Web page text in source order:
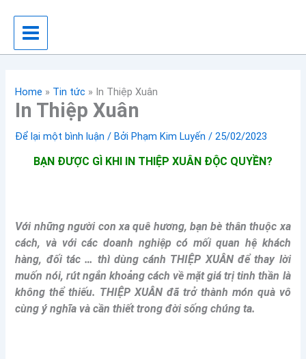
dung
Home » Tin tức » In Thiệp Xuân
In Thiệp Xuân
Để lại một bình luận / BởiPhạm Kim Luyến/25/02/2023
BẠN ĐƯỢC GÌ KHI IN THIỆP XUÂN ĐỘC QUYỀN?
Với những người con xa quê hương, bạn bè thân thuộc xa
cách, và với các doanh nghiệp có mối quan hệ khách
hàng, đối tác … thì dùng cánh THIỆP XUÂN để thay lời
muốn nói, rút ngắn khoảng cách về mặt giá trị tinh thần là
không thể thiếu. THIỆP XUÂN đã trở thành món quà vô
cùng ý nghĩa và cần thiết trong đời sống chúng ta.